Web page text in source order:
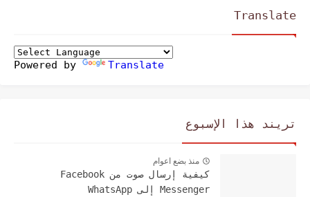
Translate
Powered by Translate
تريند هذا الإسبوع
منذ بضع اعوام
كيفية إرسال صوت من Facebook
Messenger إلى WhatsApp